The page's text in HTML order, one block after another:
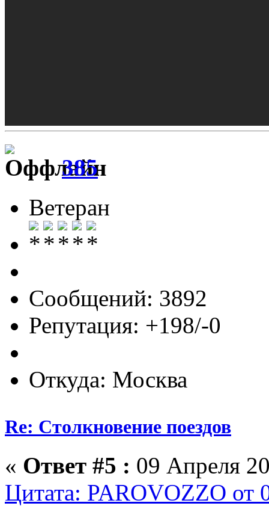
385
Ветеран
Сообщений: 3892
Репутация: +198/-0
Откуда: Москва
Re: Столкновение поездов
« Ответ #5 : 09 Апреля
Цитата: PAROVOZZO от